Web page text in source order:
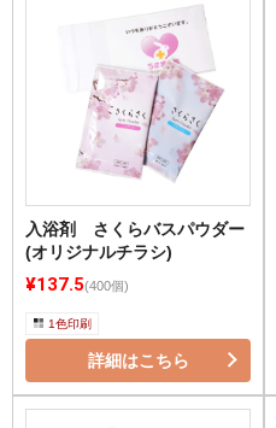
入浴剤 さくらバスパウダー
(オリジナルチラシ)
¥137.5(400個)
1色印刷
詳細はこちら